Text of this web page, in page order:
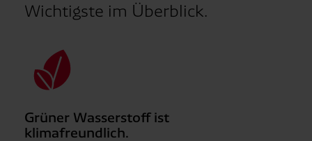
Wichtigste im Überblick.
Grüner Wasserstoff ist
klimafreundlich.